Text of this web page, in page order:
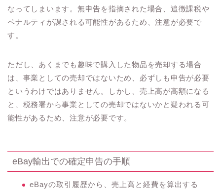
なってしまいます。無申告を指摘された場合、追徴課税や
ペナルティが課される可能性があるため、注意が必要で
す。
ただし、あくまでも趣味で購入した物品を売却する場合
は、事業としての売却ではないため、必ずしも申告が必要
というわけではありません。しかし、売上高が高額になる
と、税務署から事業としての売却ではないかと疑われる可
能性があるため、注意が必要です。
eBay輸出での確定申告の手順
eBayの取引履歴から、売上高と経費を算出する